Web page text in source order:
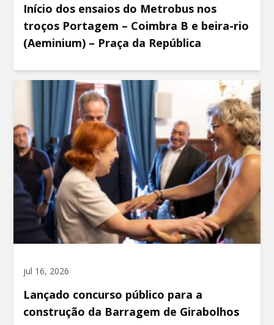
Início dos ensaios do Metrobus nos
troços Portagem – Coimbra B e beira-rio
(Aeminium) – Praça da República
jul 16, 2026
Lançado concurso público para a
construção da Barragem de Girabolhos